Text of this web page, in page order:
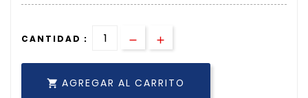
CANTIDAD :
 AGREGAR AL CARRITO